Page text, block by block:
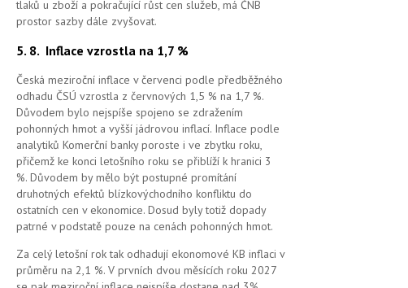
tlaků u zboží a pokračující růst cen služeb, má ČNB
prostor sazby dále zvyšovat.
5. 8. Inflace vzrostla na 1,7 %
Česká meziroční inflace v červenci podle předběžného
odhadu ČSÚ vzrostla z červnových 1,5 % na 1,7 %.
Důvodem bylo nejspíše spojeno se zdražením
pohonných hmot a vyšší jádrovou inflací. Inflace podle
analytiků Komerční banky poroste i ve zbytku roku,
přičemž ke konci letošního roku se přiblíží k hranici 3
%. Důvodem by mělo být postupné promítání
druhotných efektů blízkovýchodního konfliktu do
ostatních cen v ekonomice. Dosud byly totiž dopady
patrné v podstatě pouze na cenách pohonných hmot.
Za celý letošní rok tak odhadují ekonomové KB inflaci v
průměru na 2,1 %. V prvních dvou měsících roku 2027